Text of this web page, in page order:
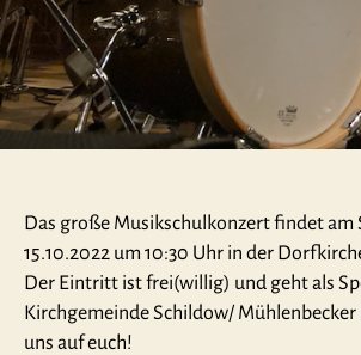
Das große Musikschulkonzert findet am
15.10.2022 um 10:30 Uhr in der
Der Eintritt ist frei(willig) und geht als
Kirchgemeinde Schildow/ Mühlenbecker
uns auf euch!